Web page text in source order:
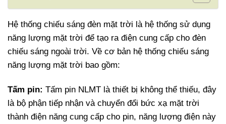
Hệ thống chiếu sáng đèn mặt trời là hệ thống sử dụng
năng lượng mặt trời để tạo ra điện cung cấp cho đèn
chiếu sáng ngoài trời. Về cơ bản hệ thống chiếu sáng
năng lượng mặt trời bao gồm:
Tấm pin: Tấm pin NLMT là thiết bị không thể thiếu, đây
là bộ phận tiếp nhận và chuyển đổi bức xạ mặt trời
thành điện năng cung cấp cho pin, năng lượng điện này